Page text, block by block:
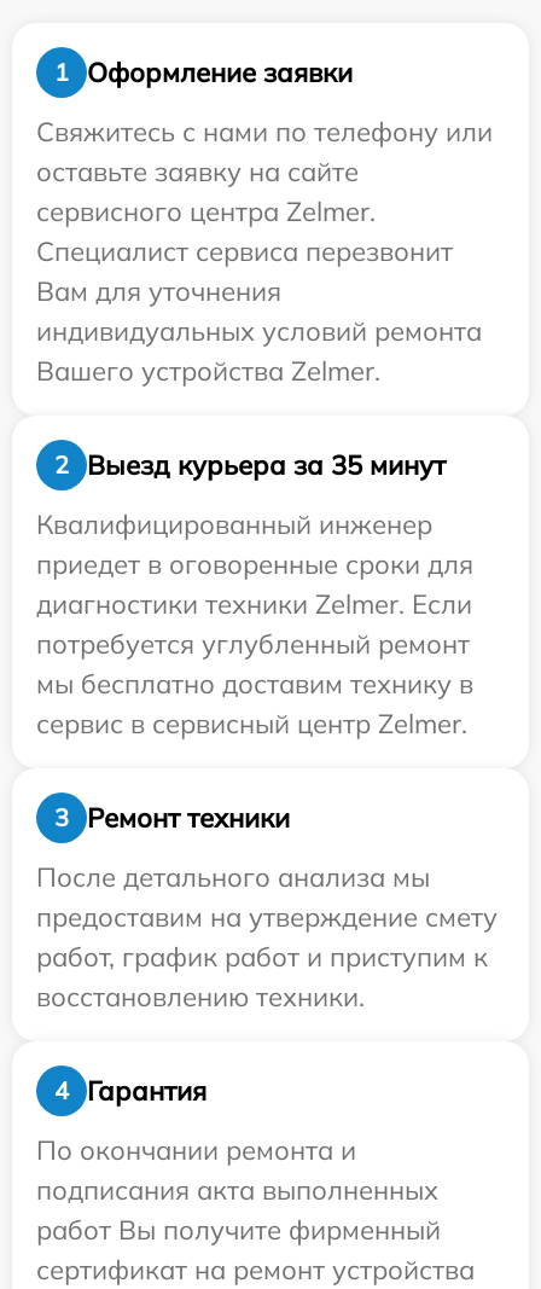
1
Оформление заявки
Свяжитесь с нами по телефону или
оставьте заявку на сайте
сервисного центра Zelmer.
Специалист сервиса перезвонит
Вам для уточнения
индивидуальных условий ремонта
Вашего устройства Zelmer.
2
Выезд курьера за 35 минут
Квалифицированный инженер
приедет в оговоренные сроки для
диагностики техники Zelmer. Если
потребуется углубленный ремонт
мы бесплатно доставим технику в
сервис в сервисный центр Zelmer.
3
Ремонт техники
После детального анализа мы
предоставим на утверждение смету
работ, график работ и приступим к
восстановлению техники.
4
Гарантия
По окончании ремонта и
подписания акта выполненных
работ Вы получите фирменный
сертификат на ремонт устройства